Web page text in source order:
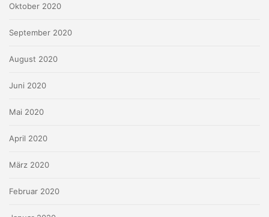
Oktober 2020
September 2020
August 2020
Juni 2020
Mai 2020
April 2020
März 2020
Februar 2020